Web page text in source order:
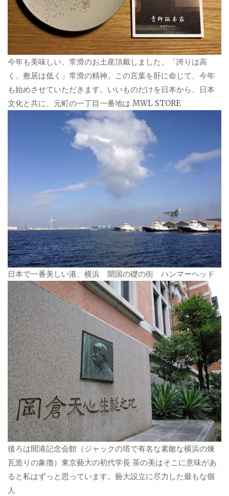
今年も美味しい、常滑のお土産頂戴しました。「誇りは高
く、敷居は低く」常滑の精神。この言葉を肝に命じて、今年
も始めさせていただきます。いいものだけを日本から、日本
文化と共に、元町の一丁目一番地は MWL STORE
日本で一番美しい港、横浜 開国の礎の街 ハンマーヘッド
後ろは開港記念会館（ジャックの塔で有名な素敵な横浜の煉
瓦造りの象徴）東京藝大の初代学長 茶の美はそこに意味があ
ると私はずっと思っています。藝大設立に尽力した最もな個
人